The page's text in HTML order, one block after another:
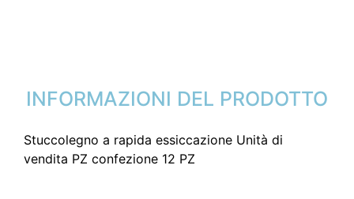
INFORMAZIONI DEL PRODOTTO
Stuccolegno a rapida essiccazione Unità di
vendita PZ confezione 12 PZ